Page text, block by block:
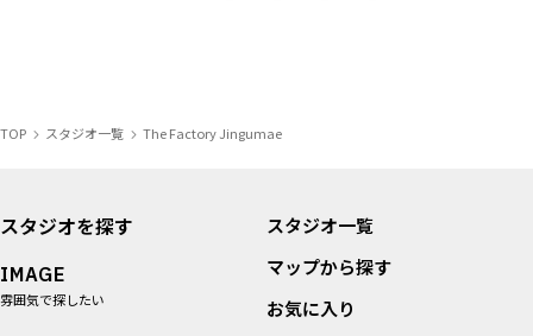
TOP スタジオ一覧 The Factory Jingumae
スタジオを探す
IMAGE
雰囲気で探したい
スタジオ一覧
マップから探す
お気に入り